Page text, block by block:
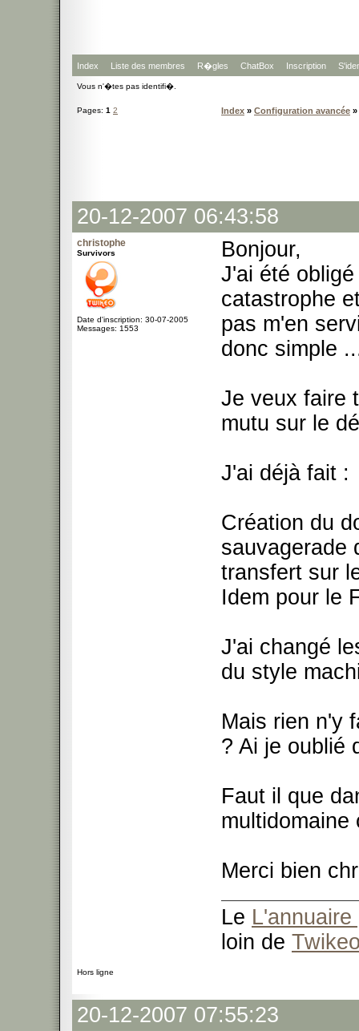
Index Liste des membres R�gles ChatBox Inscription
Vous n'�tes pas identifi�.
Pages: 1 2 Index » Configuration avancée »
20-12-2007 06:43:58
christophe
Survivors
Date d'inscription: 30-07-2005
Messages: 1553
Bonjour,
J'ai été
catastrophe
pas m'en
donc simple
Je veux faire
mutu sur le
J'ai déjà fait :
Création du
sauvagerade
transfert sur
Idem pour le
J'ai changé
du style
Mais rien n'y
? Ai je oublié
Faut il que
multidomaine
Merci bien
Le L'annuaire
loin de
Hors ligne
20-12-2007 07:55:23